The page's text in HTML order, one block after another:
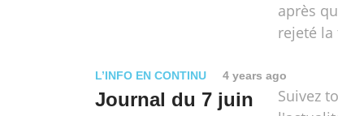
après
rejeté la
L’INFO EN CONTINU 4 years ago
Journal du 7 juin
Suivez